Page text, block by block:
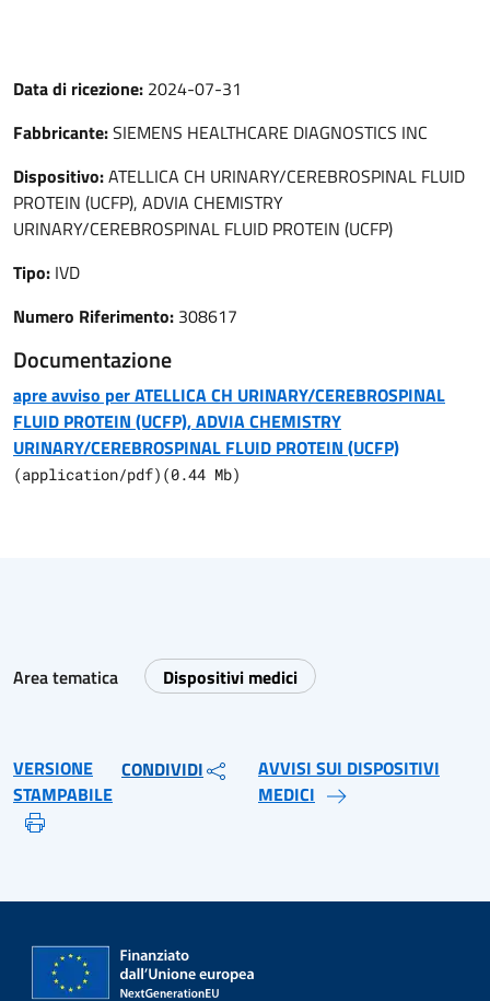
Data di ricezione: 2024-07-31
Fabbricante:SIEMENS HEALTHCARE DIAGNOSTICS INC
Dispositivo:ATELLICA CH URINARY/CEREBROSPINAL FLUID
PROTEIN (UCFP), ADVIA CHEMISTRY
URINARY/CEREBROSPINAL FLUID PROTEIN (UCFP)
Tipo: IVD
Numero Riferimento: 308617
Documentazione
apre avviso per ATELLICA CH URINARY/CEREBROSPINAL
FLUID PROTEIN (UCFP), ADVIA CHEMISTRY
URINARY/CEREBROSPINAL FLUID PROTEIN (UCFP)
(application/pdf) (0.44 Mb)
Area tematica Dispositivi medici
VERSIONE
STAMPABILE
CONDIVIDI
AVVISI SUI DISPOSITIVI
MEDICI